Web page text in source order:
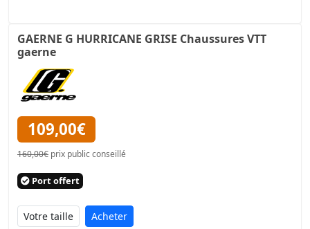
GAERNE G HURRICANE GRISE Chaussures VTT
gaerne
109,00€
160,00€ prix public conseillé
Port offert
Acheter